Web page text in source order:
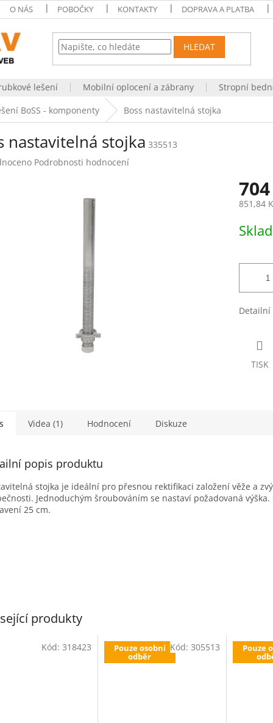
O NÁS POBOČKY KONTAKTY DOPRAVA A PLATBA
HLEDAT
lešení Mobilní oplocení a zábrany Stropní
BoSS - komponenty
Boss nastavitelná stojka
nastavitelná stojka 335513
Podrobnosti hodnocení
851,84
cena:
Detailní
TISK
Videa (1) Hodnocení Diskuze
popis produktu
stojka je ideální pro přesnou rektifikaci založení věže a
Jednoduchým šroubováním se nastaví požadovaná výška.
25 cm.
produkty
Kód: 318423 Pouze osobní
odběr
Kód: 305513 Pouze